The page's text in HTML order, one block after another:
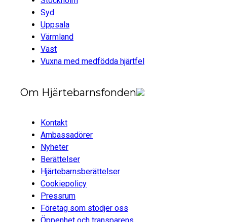
Syd
Uppsala
Värmland
Väst
Vuxna med medfödda hjärtfel
Om Hjärtebarnsfonden
Kontakt
Ambassadörer
Nyheter
Berättelser
Hjärtebarnsberättelser
Cookiepolicy
Pressrum
Företag som stödjer oss